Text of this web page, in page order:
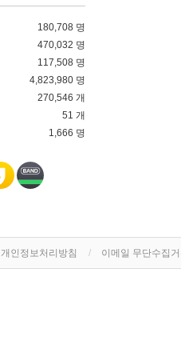
180,708 명
470,032 명
117,508 명
4,823,980 명
270,546 개
51 개
1,666 명
개인정보처리방침 이메일 무단수집